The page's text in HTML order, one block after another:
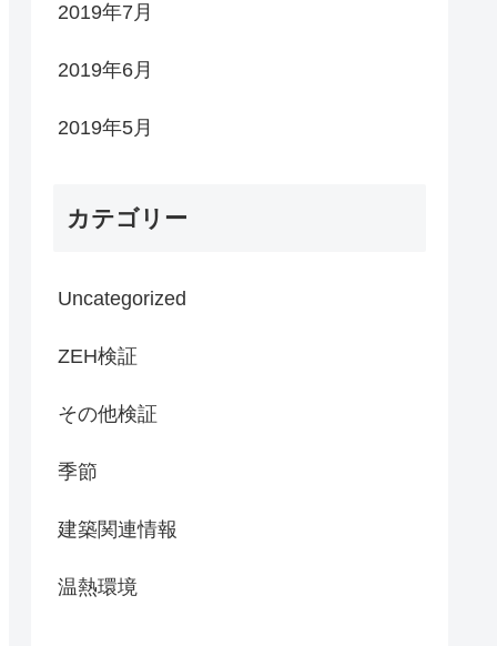
2019年7月
2019年6月
2019年5月
カテゴリー
Uncategorized
ZEH検証
その他検証
季節
建築関連情報
温熱環境